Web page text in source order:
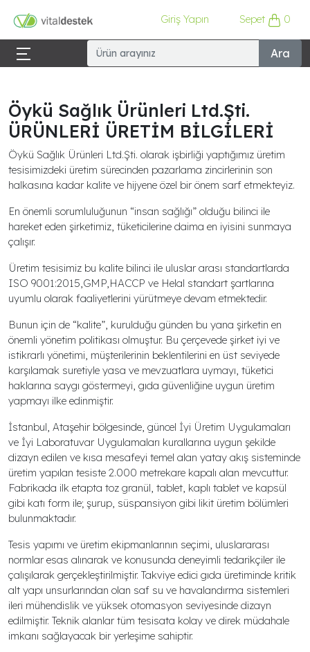
Giriş Yapın Sepet 0
Ara
Öykü Sağlık Ürünleri Ltd.Şti.
ÜRÜNLERİ ÜRETİM BİLGİLERİ
Öykü Sağlık Ürünleri Ltd.Şti. olarak işbirliği yaptığımız üretim
tesisimizdeki üretim sürecinden pazarlama zincirlerinin son
halkasına kadar kalite ve hijyene özel bir önem sarf etmekteyiz.
En önemli sorumluluğunun “insan sağlığı” olduğu bilinci ile
hareket eden şirketimiz, tüketicilerine daima en iyisini sunmaya
çalışır.
Üretim tesisimiz bu kalite bilinci ile uluslar arası standartlarda
ISO 9001:2015,GMP,HACCP ve Helal standart şartlarına
uyumlu olarak faaliyetlerini yürütmeye devam etmektedir.
Bunun için de “kalite”, kurulduğu günden bu yana şirketin en
önemli yönetim politikası olmuştur. Bu çerçevede şirket iyi ve
istikrarlı yönetimi, müşterilerinin beklentilerini en üst seviyede
karşılamak suretiyle yasa ve mevzuatlara uymayı, tüketici
haklarına saygı göstermeyi, gıda güvenliğine uygun üretim
yapmayı ilke edinmiştir.
İstanbul, Ataşehir bölgesinde, güncel İyi Üretim Uygulamaları
ve İyi Laboratuvar Uygulamaları kurallarına uygun şekilde
dizayn edilen ve kısa mesafeyi temel alan yatay akış sisteminde
üretim yapılan tesiste 2.000 metrekare kapalı alan mevcuttur.
Fabrikada ilk etapta toz granül, tablet, kaplı tablet ve kapsül
gibi katı form ile; şurup, süspansiyon gibi likit üretim bölümleri
bulunmaktadır.
Tesis yapımı ve üretim ekipmanlarının seçimi, uluslararası
normlar esas alınarak ve konusunda deneyimli tedarikçiler ile
çalışılarak gerçekleştirilmiştir. Takviye edici gıda üretiminde kritik
alt yapı unsurlarından olan saf su ve havalandırma sistemleri
ileri mühendislik ve yüksek otomasyon seviyesinde dizayn
edilmiştir. Teknik alanlar tüm tesisata kolay ve direk müdahale
imkanı sağlayacak bir yerleşime sahiptir.